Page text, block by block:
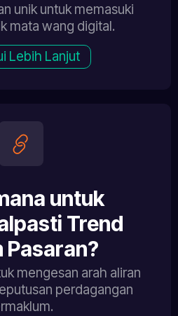
unik untuk memasuki
mata wang digital.
Lebih Lanjut
untuk
Trend
Pasaran?
mengesan arah aliran
perdagangan